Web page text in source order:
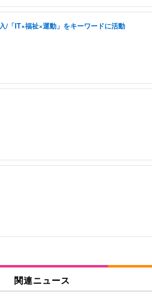
/「IT×福祉×運動」をキーワードに活動
関連ニュース